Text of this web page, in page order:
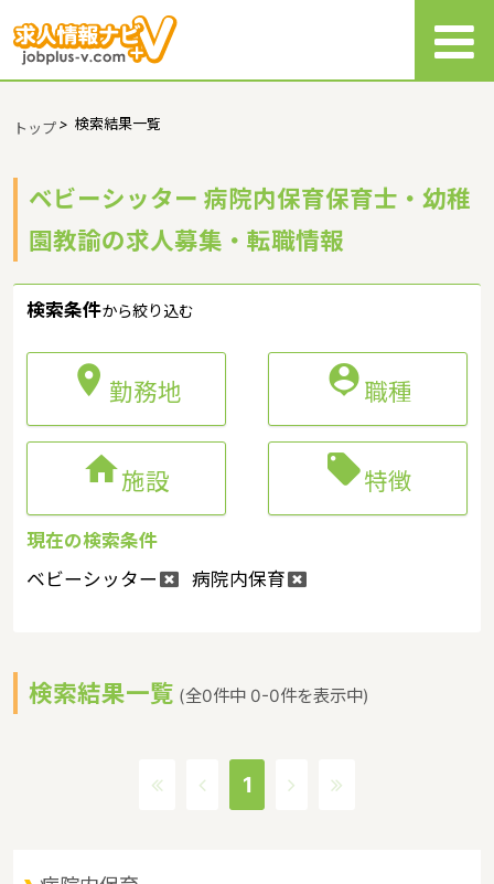
トップ> 検索結果一覧
ベビーシッター 病院内保育保育士・幼稚
園教諭の求人募集・転職情報
検索条件から絞り込む
 勤務地 職種
施設 特徴
現在の検索条件
ベビーシッター
病院内保育
検索結果一覧 (全0件中 0-0件を表示中)
1